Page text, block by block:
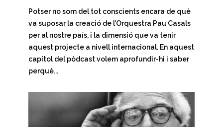
Potser no som del tot conscients encara de què
va suposar la creació de l’Orquestra Pau Casals
per al nostre país, i la dimensió que va tenir
aquest projecte a nivell internacional. En aquest
capítol del pòdcast volem aprofundir-hi i saber
perquè...